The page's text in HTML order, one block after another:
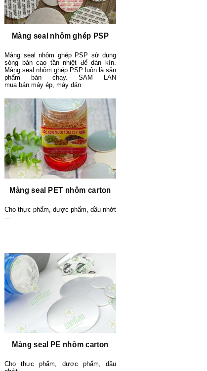
Màng seal nhôm ghép PSP
Màng seal nhôm ghép PSP sử dụng
sóng bán cao tần nhiệt để dán kín.
Màng seal nhôm ghép PSP luôn là sản
phẩm bán chạy. SAM LAN
mua bán máy ép, máy dán
Màng seal PET nhôm carton
Cho thực phẩm, dược phẩm, dầu nhớt
…
Màng seal PE nhôm carton
Cho thực phẩm, dược phẩm, dầu